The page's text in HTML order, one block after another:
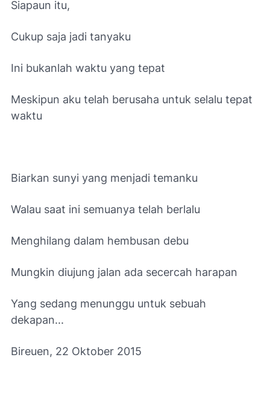
Siapaun itu,
Cukup saja jadi tanyaku
Ini bukanlah waktu yang tepat
Meskipun aku telah berusaha untuk selalu tepat
waktu
Biarkan sunyi yang menjadi temanku
Walau saat ini semuanya telah berlalu
Menghilang dalam hembusan debu
Mungkin diujung jalan ada secercah harapan
Yang sedang menunggu untuk sebuah
dekapan...
Bireuen, 22 Oktober 2015